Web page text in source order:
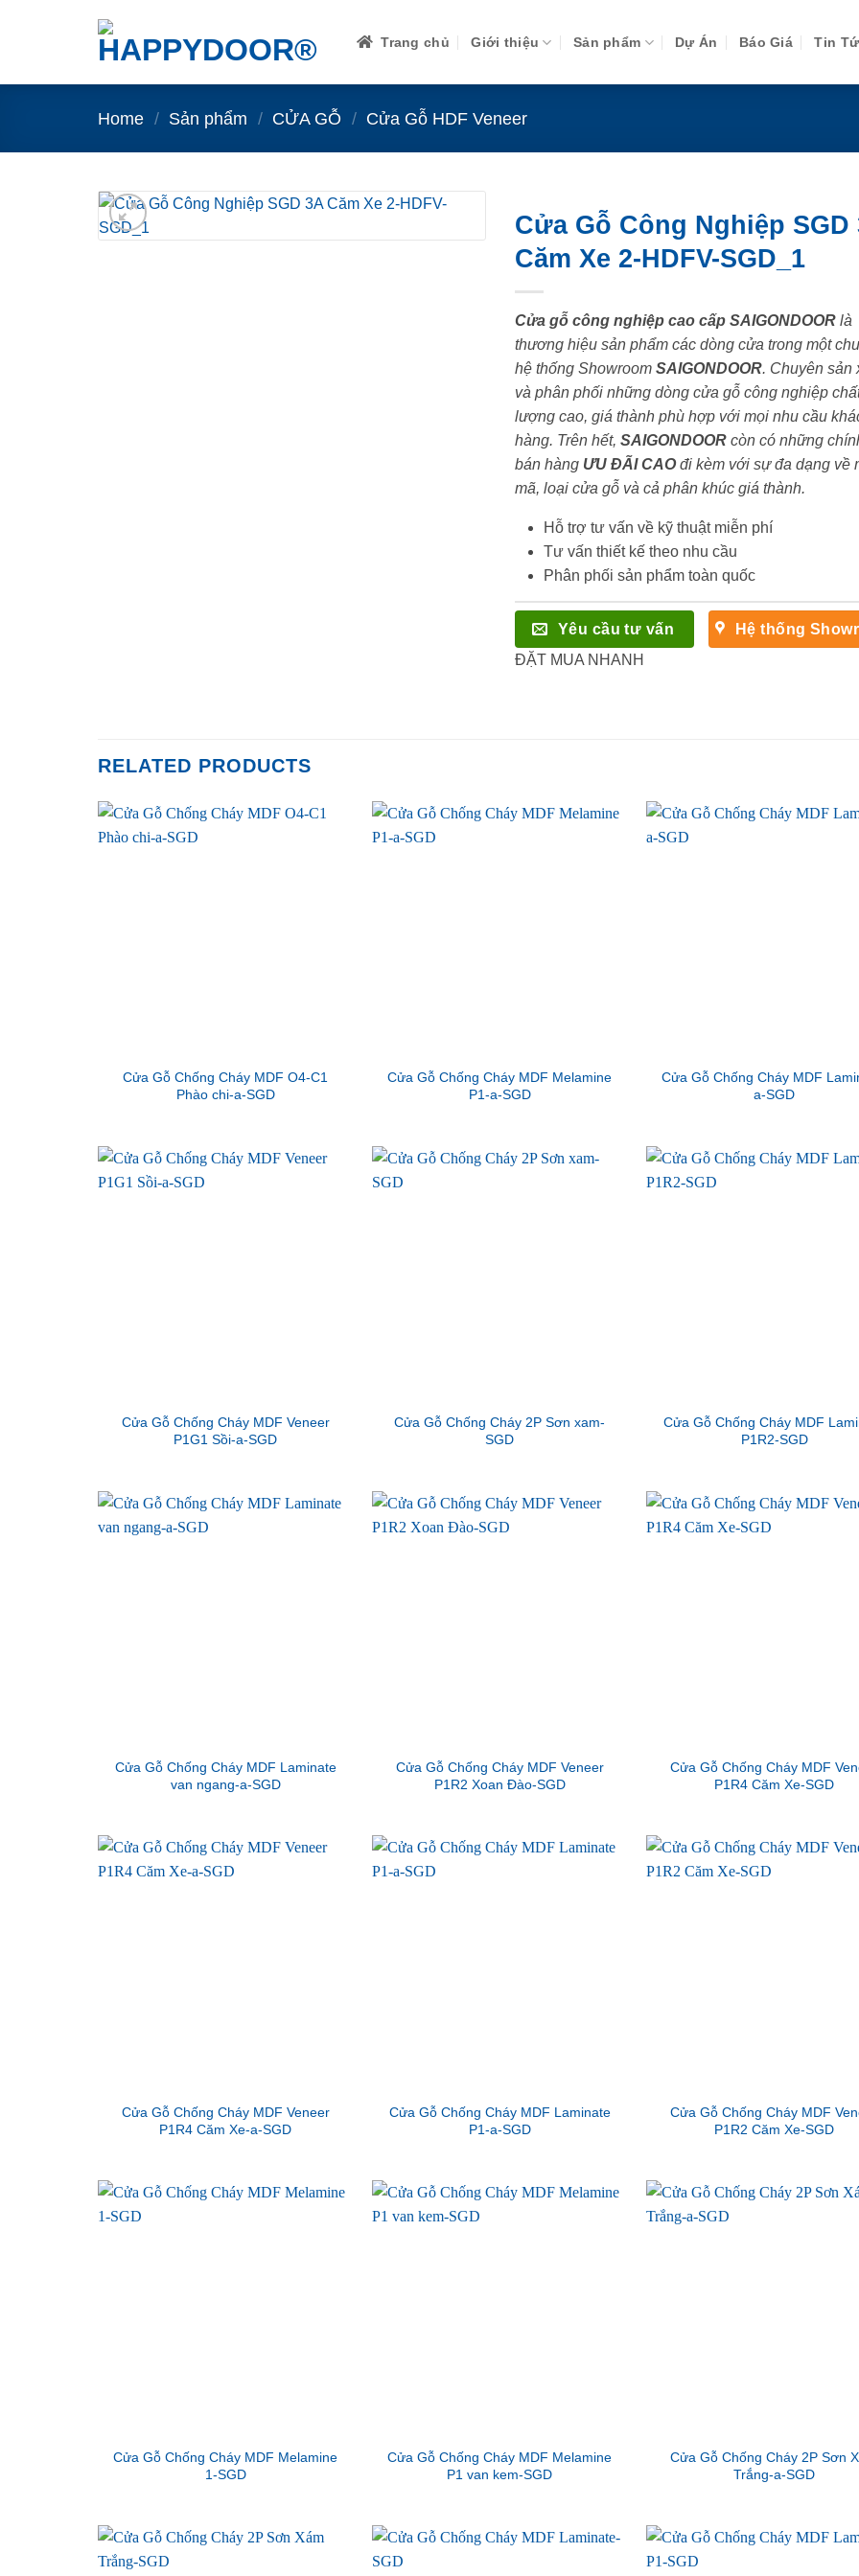
Trang chủ Giới thiệu Sản phẩm Dự Án Báo Giá Tin
Home / Sản phẩm / CỬA GỖ / Cửa Gỗ HDF Veneer
Cửa Gỗ Công Nghiệp SGD
Căm Xe 2-HDFV-SGD_1
Cửa gỗ công nghiệp cao cấp SAIGONDOORlà
thương hiệu sản phẩm các dòng cửa trong một
hệ thống Showroom SAIGONDOOR. Chuyên sản
và phân phối những dòng cửa gỗ công nghiệp
lượng cao, giá thành phù hợp với mọi nhu cầu
hàng. Trên hết, SAIGONDOORcòn có những
bán hàng ƯU ĐÃI CAOđi kèm với sự đa dạng về
mã, loại cửa gỗ và cả phân khúc giá thành.
Hỗ trợ tư vấn về kỹ thuật miễn phí
Tư vấn thiết kế theo nhu cầu
Phân phối sản phẩm toàn quốc
Yêu cầu tư vấn
Hệ thống
ĐẶT MUA NHANH
RELATED PRODUCTS
Cửa Gỗ Chống Cháy MDF O4-C1
Phào chi-a-SGD
Cửa Gỗ Chống Cháy MDF Melamine
P1-a-SGD
Cửa Gỗ Chống Cháy MDF
a-SGD
Cửa Gỗ Chống Cháy MDF Veneer
P1G1 Sồi-a-SGD
Cửa Gỗ Chống Cháy 2P Sơn xam-
SGD
Cửa Gỗ Chống Cháy MDF
P1R2-SGD
Cửa Gỗ Chống Cháy MDF Laminate
van ngang-a-SGD
Cửa Gỗ Chống Cháy MDF Veneer
P1R2 Xoan Đào-SGD
Cửa Gỗ Chống Cháy MDF
P1R4 Căm Xe-SGD
Cửa Gỗ Chống Cháy MDF Veneer
P1R4 Căm Xe-a-SGD
Cửa Gỗ Chống Cháy MDF Laminate
P1-a-SGD
Cửa Gỗ Chống Cháy MDF
P1R2 Căm Xe-SGD
Cửa Gỗ Chống Cháy MDF Melamine
1-SGD
Cửa Gỗ Chống Cháy MDF Melamine
P1 van kem-SGD
Cửa Gỗ Chống Cháy 2P Sơn
Trắng-a-SGD